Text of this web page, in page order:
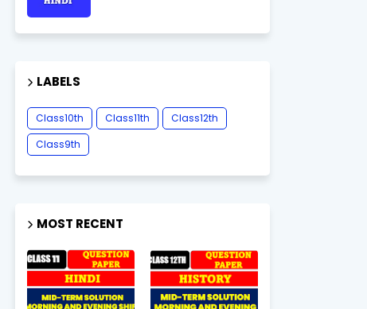
LABELS
Class10th Class11th
Class12th
Class9th
MOST RECENT